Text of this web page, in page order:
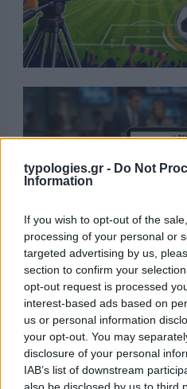
typologies.gr - Do Not
Information
If you wish to opt-out of the
processing of your personal or
targeted advertising by us,
section to confirm your
opt-out request is processed
interest-based ads based on
us or personal information
your opt-out. You may
disclosure of your personal
IAB’s list of downstream
also be disclosed by us to third